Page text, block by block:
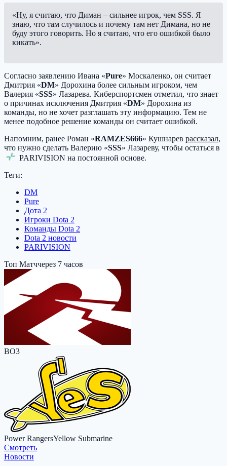
«Ну, я считаю, что Диман – сильнее игрок, чем SSS. Я
знаю, что там случилось и почему там нет Димана, но не
буду этого говорить. Но я считаю, что его ошибкой было
кикать».
Согласно заявлению Ивана «Pure» Москаленко, он считает
Дмитрия «DM» Дорохина более сильным игроком, чем
Валерия «SSS» Лазарева. Киберспортсмен отметил, что знает
о причинах исключения Дмитрия «DM» Дорохина из
команды, но не хочет разглашать эту информацию. Тем не
менее подобное решение команды он считает ошибкой.
Напомним, ранее Роман «RAMZES666» Кушнарев рассказал,
что нужно сделать Валерию «SSS» Лазареву, чтобы остаться в
PARIVISION на постоянной основе.
Теги:
DM
Pure
Дота 2
Игроки Dota 2
Команды Dota 2
Dota 2 новости
PARIVISION
Топ Матччерез 7 часов
BO3
Power RangersYellow Submarine
Cмотреть
Новости